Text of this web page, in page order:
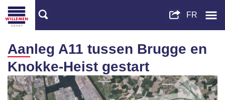
Aanleg A11 tussen Brugge en
Knokke-Heist gestart